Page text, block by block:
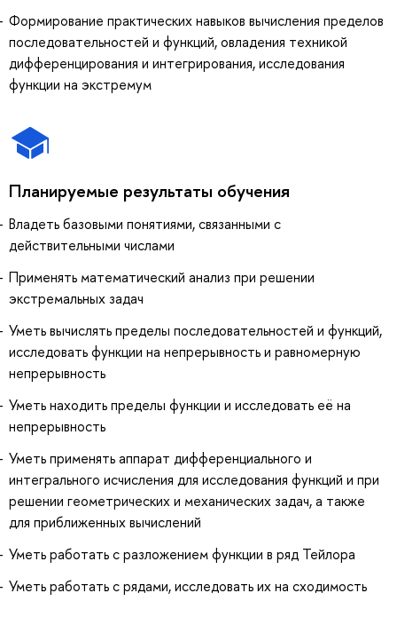
Формирование практических навыков вычисления пределов
последовательностей и функций, овладения техникой
дифференцирования и интегрирования, исследования
функции на экстремум
Планируемые результаты обучения
Владеть базовыми понятиями, связанными с
действительными числами
Применять математический анализ при решении
экстремальных задач
Уметь вычислять пределы последовательностей и функций,
исследовать функции на непрерывность и равномерную
непрерывность
Уметь находить пределы функции и исследовать её на
непрерывность
Уметь применять аппарат дифференциального и
интегрального исчисления для исследования функций и при
решении геометрических и механических задач, а также
для приближенных вычислений
Уметь работать с разложением функции в ряд Тейлора
Уметь работать с рядами, исследовать их на сходимость